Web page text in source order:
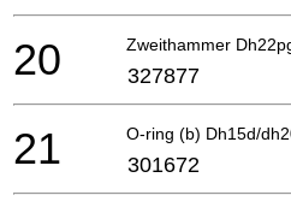
Zweithammer
20 327877
O-ring (b) Dh15d/
21 301672